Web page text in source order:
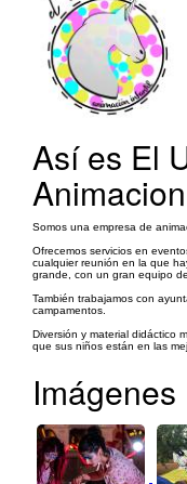
Así es El
Somos una empresa de
Ofrecemos servicios en
cualquier reunión en la que
grande, con un gran equipo
También trabajamos con
campamentos.
Diversión y material didáctico
que sus niños están en las
Imágenes